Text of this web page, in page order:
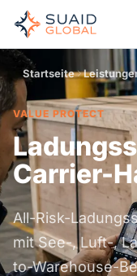
Startseite
VALUE PROTECT
Carrier-
All-Risk-
mit See-, Luft-,
to-Warehouse-